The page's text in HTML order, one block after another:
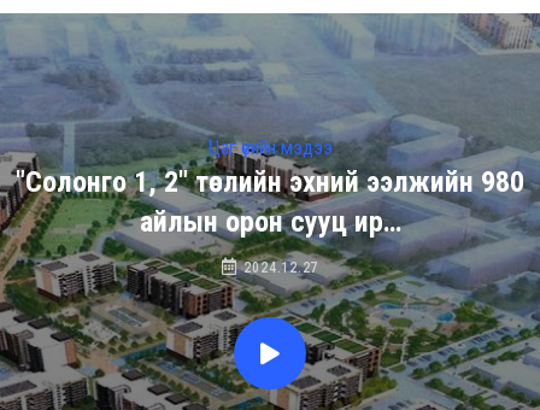
Цаг үеийн мэдээ
"Солонго 1, 2" төслийн эхний ээлжийн 980
айлын орон сууц ир…
2024.12.27